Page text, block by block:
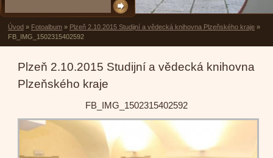
Úvod » Fotoalbum » Plzeň 2.10.2015 Studijní a vědecká knihovna Plzeňského kraje »
FB_IMG_1502315402592
Plzeň 2.10.2015 Studijní a vědecká knihovna
Plzeňského kraje
FB_IMG_1502315402592